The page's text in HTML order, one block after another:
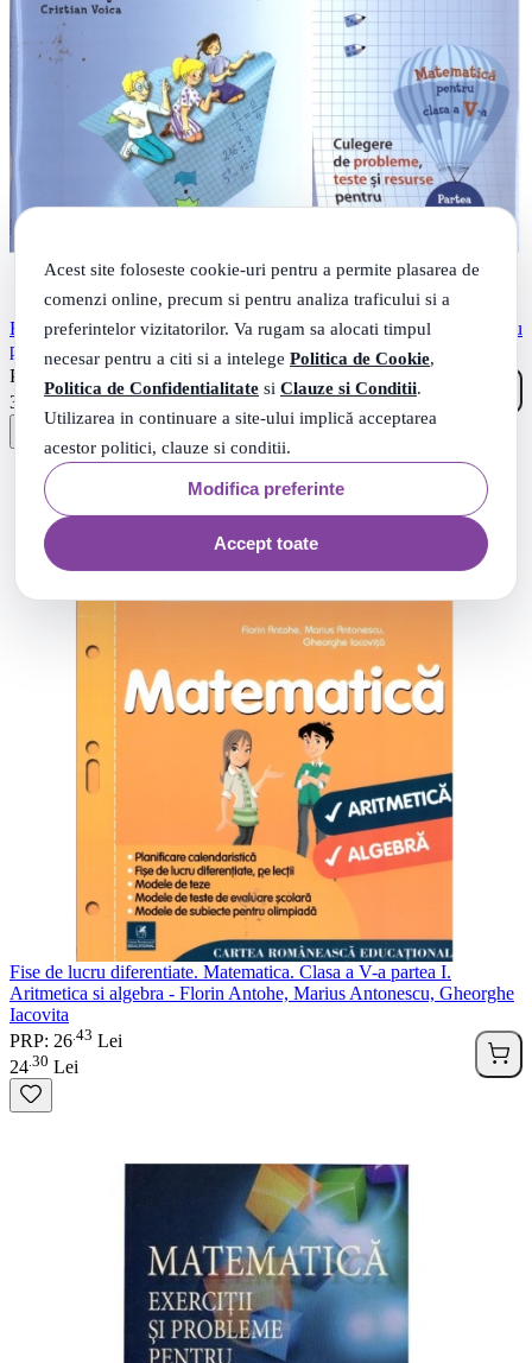
Acest site foloseste cookie-uri pentru a permite plasarea de
comenzi online, precum si pentru analiza traficului si a
preferintelor vizitatorilor. Va rugam sa alocati timpul
necesar pentru a citi si a intelege Politica de Cookie,
Politica de Confidentialitate si Clauze si Conditii.
Utilizarea in continuare a site-ului implică acceptarea
acestor politici, clauze si conditii.
Modifica preferinte
Accept toate
Explorez, aplic, rezolv! Culegere de probleme, teste si resurse pentru
portofoliu, clasa a V-a, partea I - Mihaela Singer, Cristian Voica
PRP: 41
23
36
90Lei
Fise de lucru diferentiate. Matematica. Clasa a V-a partea I.
Aritmetica si algebra - Florin Antohe, Marius Antonescu, Gheorghe
Iacovita
PRP: 26 43 Lei
24 30 Lei